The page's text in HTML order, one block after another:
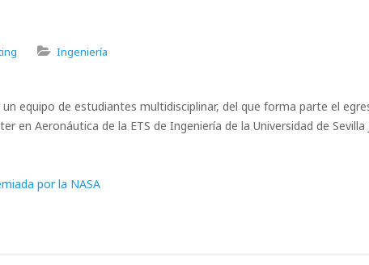
Ingeniería
equipo de estudiantes multidisciplinar, del que forma parte el
en Aeronáutica de la ETS de Ingeniería de la Universidad de Sevilla
por la NASA